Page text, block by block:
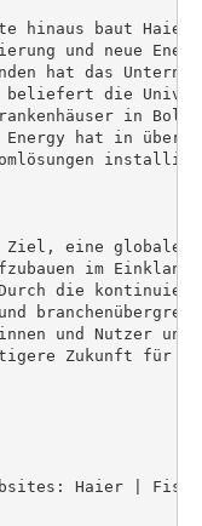
hinaus baut Haier
und neue
hat das
beliefert die
in
hat in über
eine globale
im
die
und Nutzer
Zukunft für
Haier |